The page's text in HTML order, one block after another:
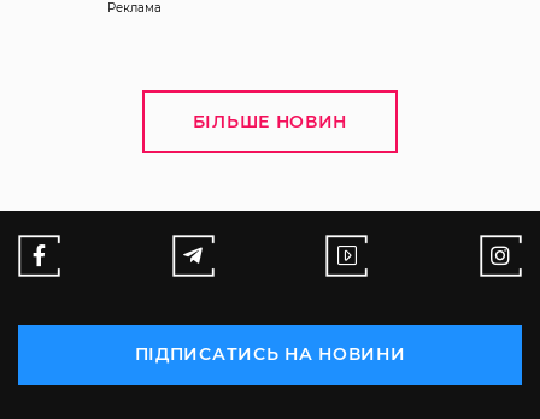
Реклама
БІЛЬШЕ НОВИН
ПІДПИСАТИСЬ НА НОВИНИ